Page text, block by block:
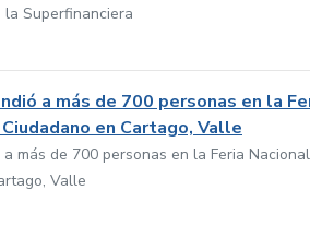
la Superfinanciera
a más de 700 personas en la
en Cartago, Valle
más de 700 personas en la Feria
Valle